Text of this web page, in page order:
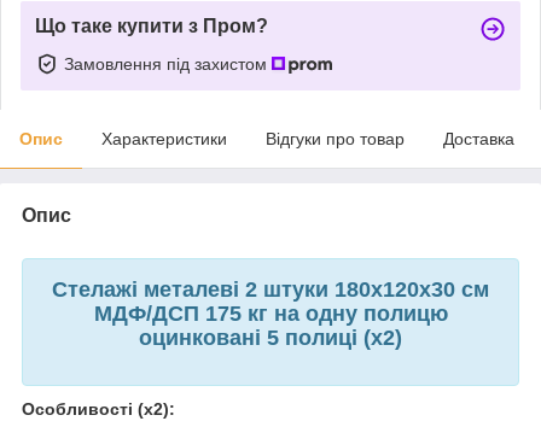
Що таке купити з Пром?
Замовлення під захистом
Опис Характеристики Відгуки про товар Доставка
Опис
Стелажі металеві 2 штуки 180х120х30 см
МДФ/ДСП 175 кг на одну полицю
оцинковані 5 полиці (х2)
Особливості (х2):